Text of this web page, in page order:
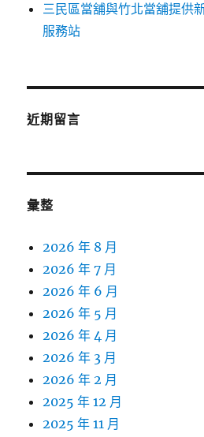
三民區當舖與竹北當舖提供
服務站
近期留言
彙整
2026 年 8 月
2026 年 7 月
2026 年 6 月
2026 年 5 月
2026 年 4 月
2026 年 3 月
2026 年 2 月
2025 年 12 月
2025 年 11 月